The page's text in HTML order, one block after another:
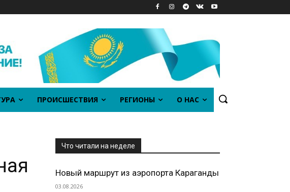
ПРОИСШЕСТВИЯ РЕГИОНЫ О НАС
Что читали на неделе
Новый маршрут из аэропорта Караганды
03.08.2026